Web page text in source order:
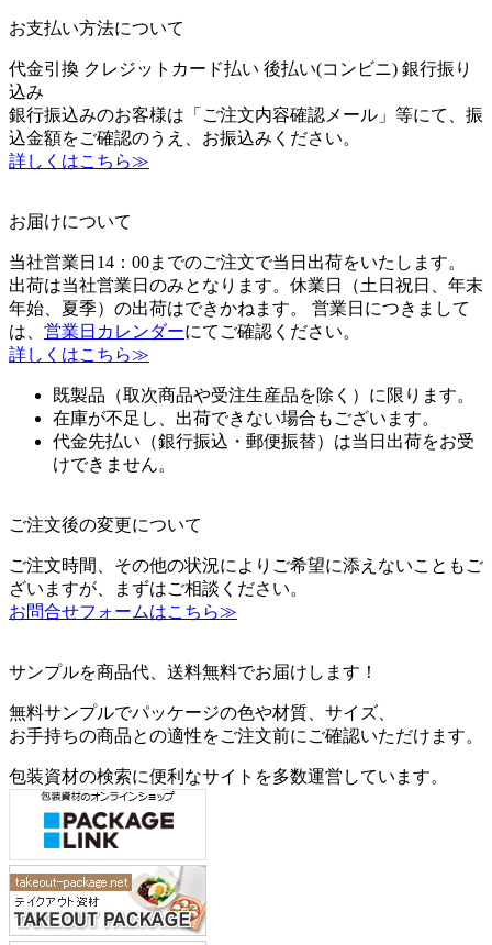
お支払い方法について
代金引換 クレジットカード払い 後払い(コンビニ) 銀行振り
込み
銀行振込みのお客様は「ご注文内容確認メール」等にて、振
込金額をご確認のうえ、お振込みください。
詳しくはこちら≫
お届けについて
当社営業日14：00までのご注文で当日出荷をいたします。
出荷は当社営業日のみとなります。休業日（土日祝日、年末
年始、夏季）の出荷はできかねます。 営業日につきまして
は、 営業日カレンダーにてご確認ください。
詳しくはこちら≫
既製品（取次商品や受注生産品を除く）に限ります。
在庫が不足し、出荷できない場合もございます。
代金先払い（銀行振込・郵便振替）は当日出荷をお受
けできません。
ご注文後の変更について
ご注文時間、その他の状況によりご希望に添えないこともご
ざいますが、まずはご相談ください。
お問合せフォームはこちら≫
サンプルを商品代、送料無料でお届けします！
無料サンプルでパッケージの色や材質、サイズ、
お手持ちの商品との適性をご注文前にご確認いただけます。
包装資材の検索に便利なサイトを多数運営しています。